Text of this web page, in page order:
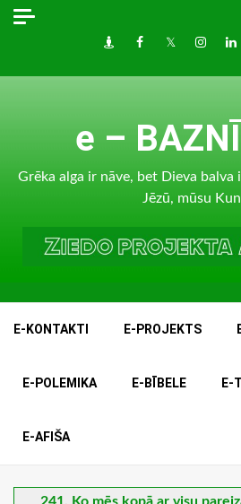
Skip
DraugiemFacebook
Twitter
e –
Grēka alga ir nāve, bet Dieva
Jēzū, mūsu
E-KONTAKTI E-PROJEKTS
E-POLEMIKA E-BĪBELE E-
E-AFIŠA